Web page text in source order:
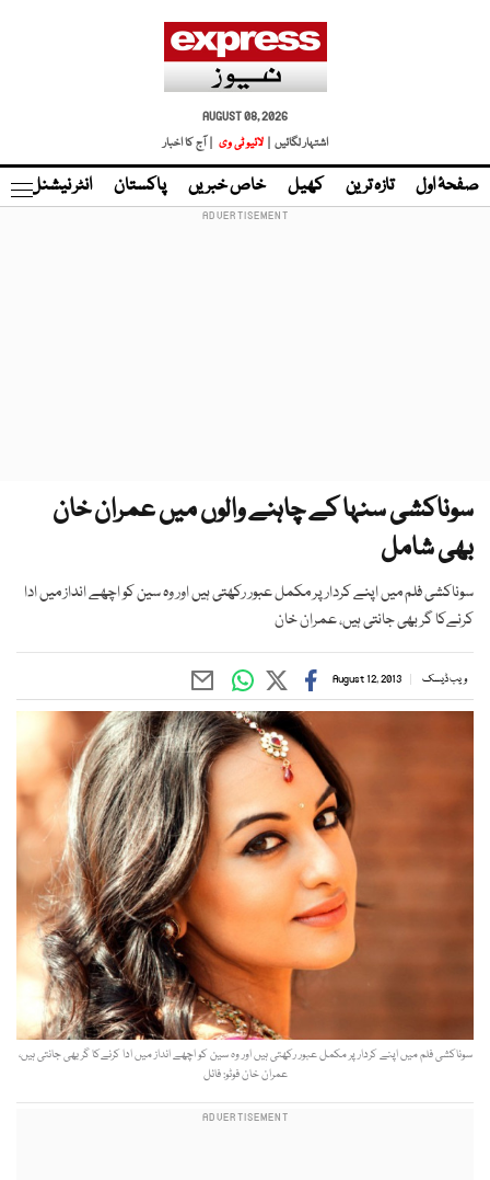
AUGUST 08, 2026
اشتہار لگائیں |
لائیو ٹی وی | آج کا اخبار
صفحۂ اول تازہ ترین کھیل خاص خبریں پاکستان انٹر نیشنل
سوناکشی سنہا کے چاہنے والوں میں عمران خان
بھی شامل
سوناکشی فلم میں اپنے کردار پر مکمل عبور رکھتی ہیں اور وہ سین کو اچھے انداز میں ادا
کرنےکا گر بھی جانتی ہیں، عمران خان
ویب ڈیسک August 12, 2013
سوناکشی فلم میں اپنے کردار پر مکمل عبور رکھتی ہیں اور وہ سین کو اچھے انداز میں ادا کرنےکا گر بھی جانتی ہیں،
عمران خان فوٹو: فائل